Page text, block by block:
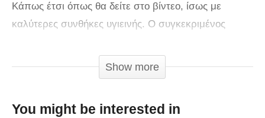
Κάπως έτσι όπως θα δείτε στο βίντεο, ίσως με
καλύτερες συνθήκες υγιεινής. Ο συγκεκριμένος
χαρακτηρίσουμε μόνο ως ένας αυτόματος χασάπης.
Το ρολογάκι όμως δεν το αποχωρίζεται.
via
Show more
You might be interested in